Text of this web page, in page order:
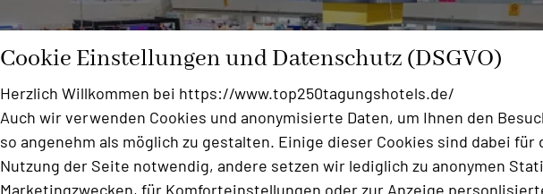
Cookie Einstellungen und Datenschutz (DSGVO)
Herzlich Willkommen bei https://www.top250tagungshotels.de/
Auch wir verwenden Cookies und anonymisierte Daten, um Ihnen den
so angenehm als möglich zu gestalten. Einige dieser Cookies sind dabei für
Nutzung der Seite notwendig, andere setzen wir lediglich zu anonymen
Marketingzwecken, für Komforteinstellungen oder zur Anzeige